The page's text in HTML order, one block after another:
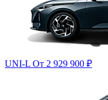
UNI-L От 2 929 900 ₽